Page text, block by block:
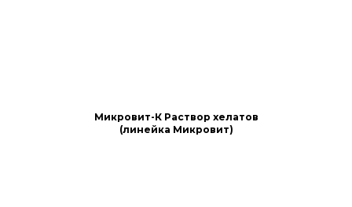
Микровит-К Раствор хелатов
(линейка Микровит)